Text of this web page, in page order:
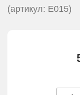
(артикул: E015)
ОПЛАТА
О КОМПАНИИ